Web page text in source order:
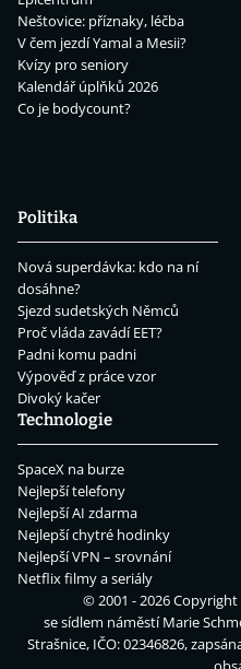
Neštovice: příznaky, léčba
V čem jezdí Yamal a Mesii?
Kvízy pro seniory
Kalendář úplňků 2026
Co je bodycount?
Politika
Nová superdávka: kdo na ní
dosáhne?
Sjezd sudetských Němců
Proč vláda zavádí EET?
Padni komu padni
Výpověď z práce vzor
Divoký kačer
Technologie
SpaceX na burze
Nejlepší telefony
Nejlepší AI zdarma
Nejlepší chytré hodinky
Nejlepší VPN – srovnání
Netflix filmy a seriály
© 2001 - 2026 Copyright
se sídlem náměstí Marie
Strašnice, IČO: 02346826,